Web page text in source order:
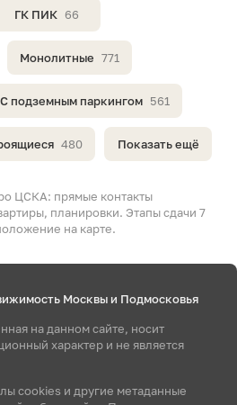
ЦСКА: прямые контакты
планировки. Этапы сдачи 7
на карте.
ГК ПИК 66
Монолитные 771
С подземным паркингом 561
480 Показать ещё
Москвы и Подмосковья
на данном сайте, носит
характер и не является
cookies и другие метаданные